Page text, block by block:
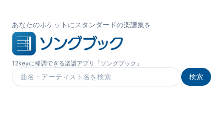
あなたのポケットにスタンダードの楽譜集を
12keyに移調できる楽譜アプリ「ソングブック」
楽曲を検索
検索